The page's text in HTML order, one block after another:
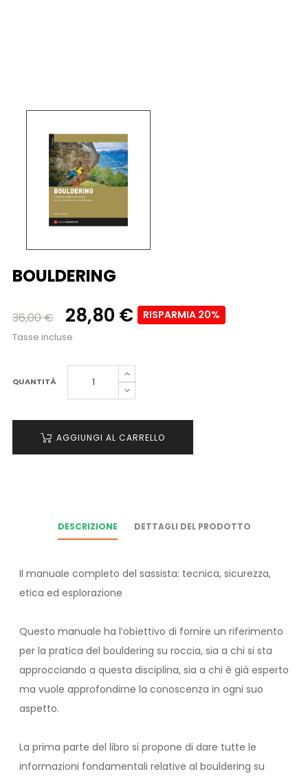
BOULDERING
36,00 € 28,80 € RISPARMIA 20%
Tasse incluse
QUANTITÀ
AGGIUNGI AL CARRELLO
DESCRIZIONE DETTAGLI DEL PRODOTTO
Il manuale completo del sassista: tecnica, sicurezza,
etica ed esplorazione
Questo manuale ha l’obiettivo di fornire un riferimento
per la pratica del bouldering su roccia, sia a chi si sta
approcciando a questa disciplina, sia a chi è già esperto
ma vuole approfondirne la conoscenza in ogni suo
aspetto.
La prima parte del libro si propone di dare tutte le
informazioni fondamentali relative al bouldering su